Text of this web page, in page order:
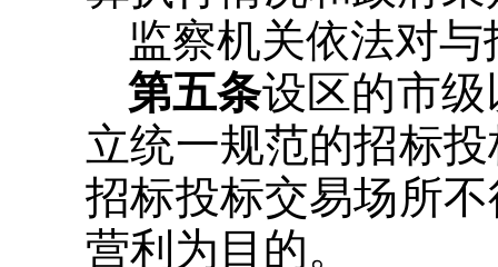
监察机关依法对
第五条设区的市
立统一规范的招标
招标投标交易场所
营利为目的。